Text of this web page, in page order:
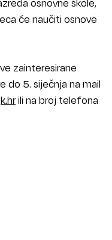
osnovne škole,
će naučiti osnove
zainteresirane
do 5. siječnja na mail
ili na broj telefona